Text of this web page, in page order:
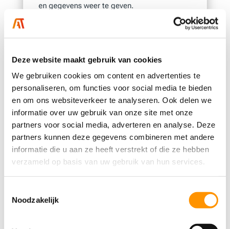
Deze website maakt gebruik van cookies
We gebruiken cookies om content en advertenties te
personaliseren, om functies voor social media te bieden
en om ons websiteverkeer te analyseren. Ook delen we
informatie over uw gebruik van onze site met onze
partners voor social media, adverteren en analyse. Deze
partners kunnen deze gegevens combineren met andere
informatie die u aan ze heeft verstrekt of die ze hebben
verzameld op basis van uw gebruik van hun services.
Noodzakelijk
en gegevens weer te geven.
Afstandsbedieningssystemen gebruiken
deze technologie om apparaten en
toepassingen zoals thuisautomatisering,
bewaking van olie- en gasvelden, enz.
Digitale displays worden gebruikt voor het
weergeven van informatie zoals
koffiezetapparaten tot vliegtuigen.